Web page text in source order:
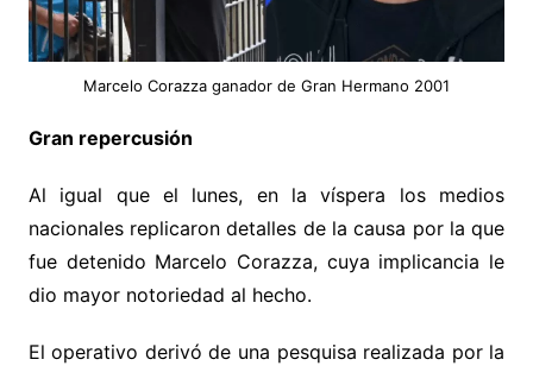
Marcelo Corazza ganador de Gran Hermano 2001
Gran repercusión
Al igual que el lunes, en la víspera los medios
nacionales replicaron detalles de la causa por la que
fue detenido Marcelo Corazza, cuya implicancia le
dio mayor notoriedad al hecho.
El operativo derivó de una pesquisa realizada por la